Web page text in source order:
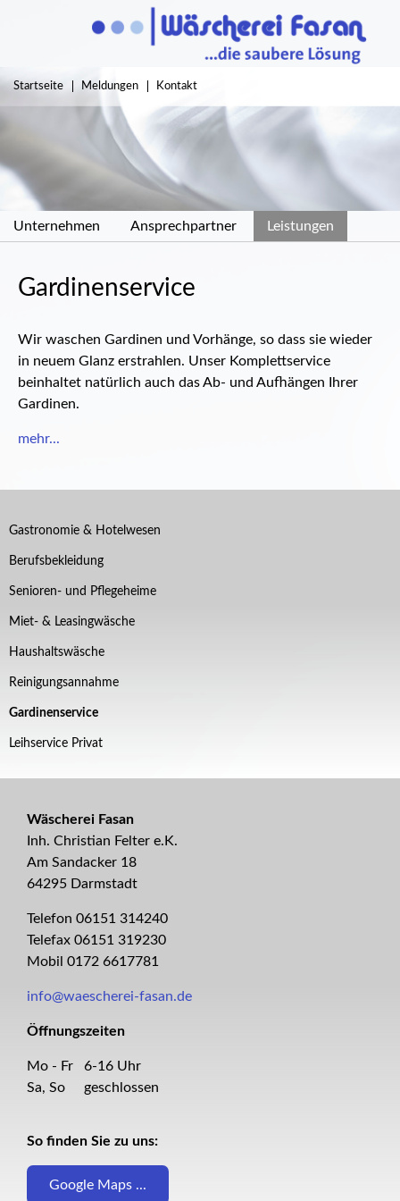
Navigation
überspringen
Unternehmen Ansprechpartner Leistungen
Navigation
überspringen
Startseite Meldungen Kontakt
Gardinenservice
Wir waschen Gardinen und Vorhänge, so dass sie wieder
in neuem Glanz erstrahlen. Unser Komplettservice
beinhaltet natürlich auch das Ab- und Aufhängen Ihrer
Gardinen.
mehr...
Navigation
Gastronomie & Hotelwesen
Berufsbekleidung
Senioren- und Pflegeheime
Miet- & Leasingwäsche
Haushaltswäsche
Reinigungsannahme
Gardinenservice
Leihservice Privat
Wäscherei Fasan
Inh. Christian Felter e.K.
Am Sandacker 18
64295 Darmstadt
Telefon 06151 314240
Telefax 06151 319230
Mobil 0172 6617781
info@waescherei-fasan.de
Öffnungszeiten
Mo - Fr
6-16 Uhr
Sa, So
geschlossen
So finden Sie zu uns:
Google Maps ...